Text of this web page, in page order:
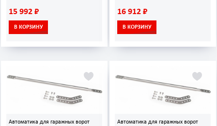
15 992 ₽
В КОРЗИНУ
16 912 ₽
В КОРЗИНУ
Автоматика для гаражных ворот Автоматика для гаражных ворот